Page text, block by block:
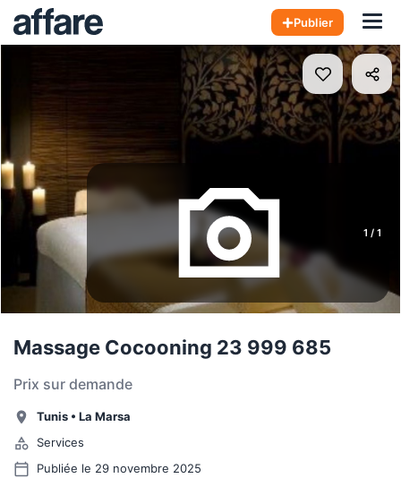
Publier
1 / 1
Massage Cocooning 23 999 685
Prix sur demande
Tunis • La Marsa
Services
Publiée le 29 novembre 2025